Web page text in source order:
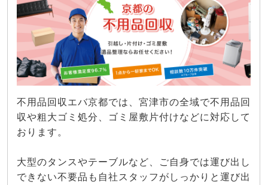
不用品回収エバ京都では、宮津市の全域で不用品回
収や粗大ゴミ処分、ゴミ屋敷片付けなどに対応して
おります。
大型のタンスやテーブルなど、ご自身では運び出し
できない不要品も自社スタッフがしっかりと運び出